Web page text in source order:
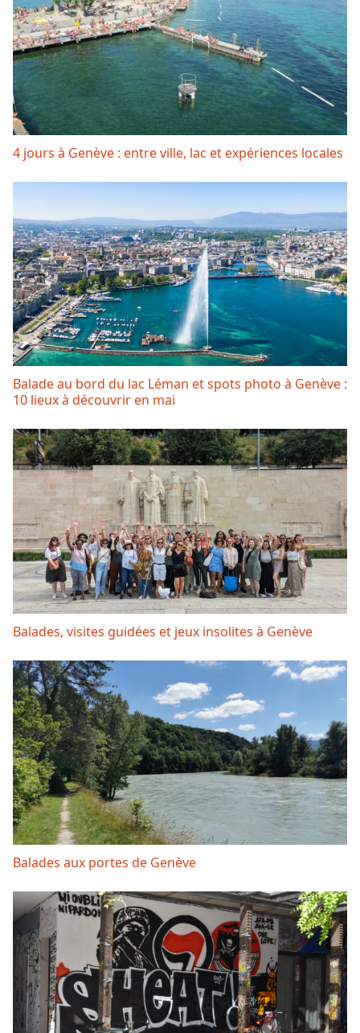
4 jours à Genève : entre ville, lac et expériences locales
Balade au bord du lac Léman et spots photo à Genève :
10 lieux à découvrir en mai
Balades, visites guidées et jeux insolites à Genève
Balades aux portes de Genève